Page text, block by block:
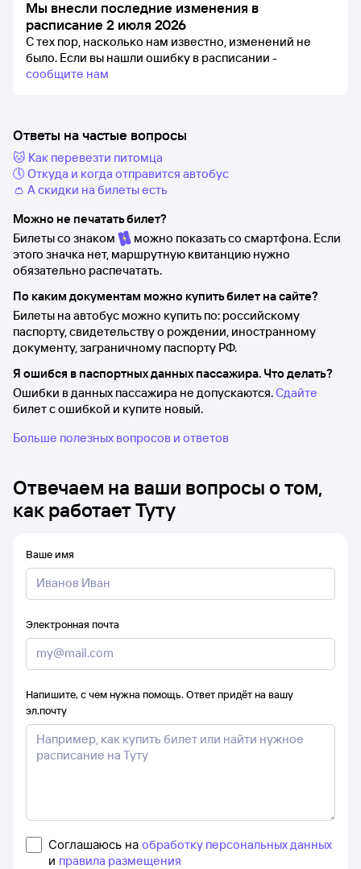
Мы внесли последние изменения в
расписание 2 июля 2026
С тех пор, насколько нам известно, изменений не
было. Если вы нашли ошибку в расписании -
сообщите нам
Ответы на частые вопросы
🐱 Как перевезти питомца
🕔 Откуда и когда отправится автобус
👛 А скидки на билеты есть
Можно не печатать билет?
Билеты со знаком
можно показать со смартфона. Если
этого значка нет, маршрутную квитанцию нужно
обязательно распечатать.
По каким документам можно купить билет на сайте?
Билеты на автобус можно купить по: российскому
паспорту, свидетельству о рождении, иностранному
документу, заграничному паспорту РФ.
Я ошибся в паспортных данных пассажира. Что делать?
Ошибки в данных пассажира не допускаются.Сдайте
билет с ошибкой и купите новый.
Больше полезных вопросов и ответов
Отвечаем на ваши вопросы о том,
как работает Туту
Ваше имя
Электронная почта
Напишите, с чем нужна помощь. Ответ придёт на вашу
эл.почту
Соглашаюсь на обработку персональных данных
и правила размещения